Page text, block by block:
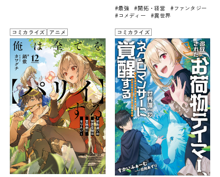
#最強
#開拓・経営
#ファンタジー
#コメディー
#異世界
コミカライズ アニメ コミカライズ